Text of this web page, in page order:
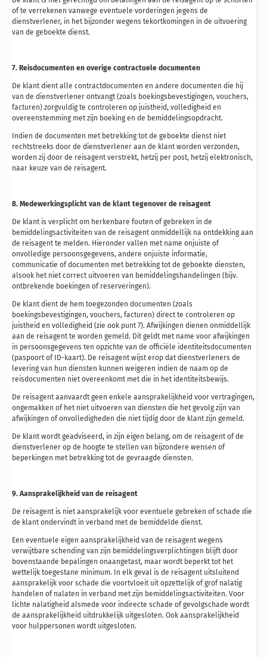
of te verrekenen vanwege eventuele vorderingen jegens de
dienstverlener, in het bijzonder wegens tekortkomingen in de uitvoering
van de geboekte dienst.
7. Reisdocumenten en overige contractuele documenten
De klant dient alle contractdocumenten en andere documenten die hij
van de dienstverlener ontvangt (zoals boekingsbevestigingen, vouchers,
facturen) zorgvuldig te controleren op juistheid, volledigheid en
overeenstemming met zijn boeking en de bemiddelingsopdracht.
Indien de documenten met betrekking tot de geboekte dienst niet
rechtstreeks door de dienstverlener aan de klant worden verzonden,
worden zij door de reisagent verstrekt, hetzij per post, hetzij elektronisch,
naar keuze van de reisagent.
8. Medewerkingsplicht van de klant tegenover de reisagent
De klant is verplicht om herkenbare fouten of gebreken in de
bemiddelingsactiviteiten van de reisagent onmiddellijk na ontdekking aan
de reisagent te melden. Hieronder vallen met name onjuiste of
onvolledige persoonsgegevens, andere onjuiste informatie,
communicatie of documenten met betrekking tot de geboekte diensten,
alsook het niet correct uitvoeren van bemiddelingshandelingen (bijv.
ontbrekende boekingen of reserveringen).
De klant dient de hem toegezonden documenten (zoals
boekingsbevestigingen, vouchers, facturen) direct te controleren op
juistheid en volledigheid (zie ook punt 7). Afwijkingen dienen onmiddellijk
aan de reisagent te worden gemeld. Dit geldt met name voor afwijkingen
in persoonsgegevens ten opzichte van de officiële identiteitsdocumenten
(paspoort of ID-kaart). De reisagent wijst erop dat dienstverleners de
levering van hun diensten kunnen weigeren indien de naam op de
reisdocumenten niet overeenkomt met die in het identiteitsbewijs.
De reisagent aanvaardt geen enkele aansprakelijkheid voor vertragingen,
ongemakken of het niet uitvoeren van diensten die het gevolg zijn van
afwijkingen of onvolledigheden die niet tijdig door de klant zijn gemeld.
De klant wordt geadviseerd, in zijn eigen belang, om de reisagent of de
dienstverlener op de hoogte te stellen van bijzondere wensen of
beperkingen met betrekking tot de gevraagde diensten.
9. Aansprakelijkheid van de reisagent
De reisagent is niet aansprakelijk voor eventuele gebreken of schade die
de klant ondervindt in verband met de bemiddelde dienst.
Een eventuele eigen aansprakelijkheid van de reisagent wegens
verwijtbare schending van zijn bemiddelingsverplichtingen blijft door
bovenstaande bepalingen onaangetast, maar wordt beperkt tot het
wettelijk toegestane minimum. In elk geval is de reisagent uitsluitend
aansprakelijk voor schade die voortvloeit uit opzettelijk of grof nalatig
handelen of nalaten in verband met zijn bemiddelingsactiviteiten. Voor
lichte nalatigheid alsmede voor indirecte schade of gevolgschade wordt
de aansprakelijkheid uitdrukkelijk uitgesloten. Ook aansprakelijkheid
voor hulppersonen wordt uitgesloten.